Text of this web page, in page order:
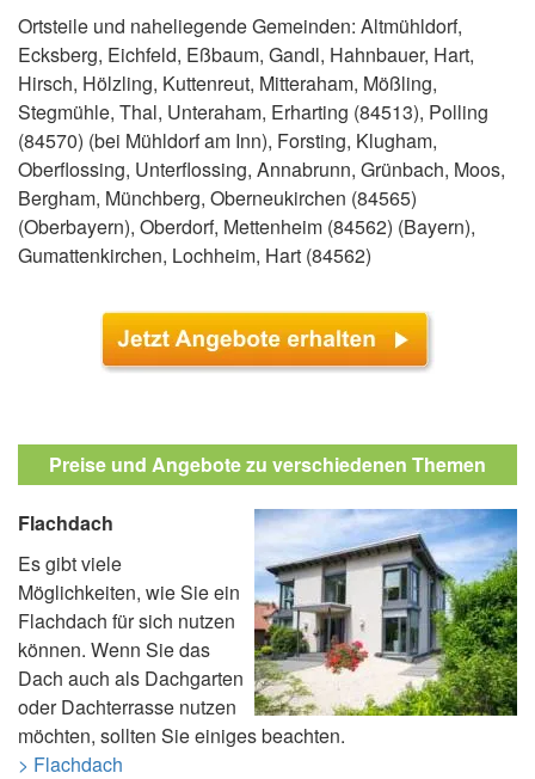
Ortsteile und naheliegende Gemeinden: Altmühldorf,
Ecksberg, Eichfeld, Eßbaum, Gandl, Hahnbauer, Hart,
Hirsch, Hölzling, Kuttenreut, Mitteraham, Mößling,
Stegmühle, Thal, Unteraham, Erharting (84513), Polling
(84570) (bei Mühldorf am Inn), Forsting, Klugham,
Oberflossing, Unterflossing, Annabrunn, Grünbach, Moos,
Bergham, Münchberg, Oberneukirchen (84565)
(Oberbayern), Oberdorf, Mettenheim (84562) (Bayern),
Gumattenkirchen, Lochheim, Hart (84562)
Preise und Angebote zu verschiedenen Themen
Flachdach
Es gibt viele
Möglichkeiten, wie Sie ein
Flachdach für sich nutzen
können. Wenn Sie das
Dach auch als Dachgarten
oder Dachterrasse nutzen
möchten, sollten Sie einiges beachten.
> Flachdach